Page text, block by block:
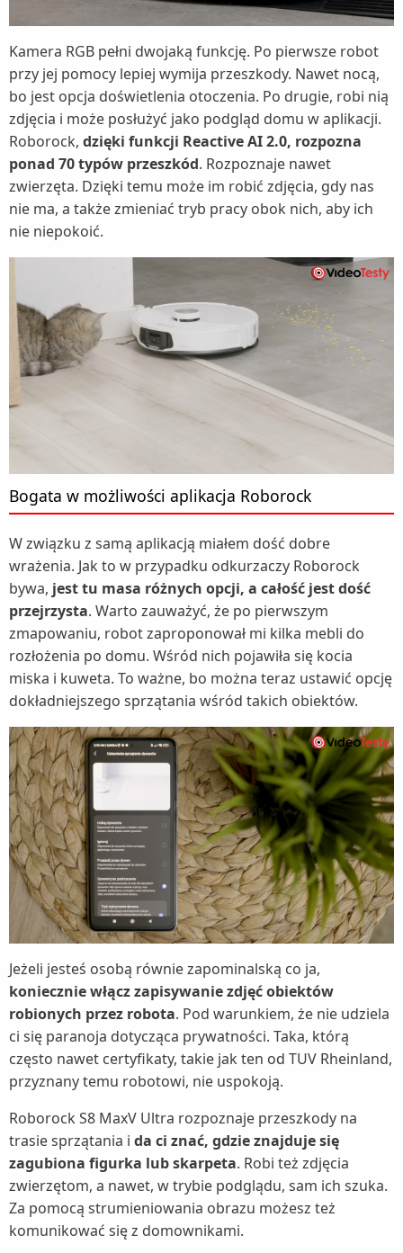
Kamera RGB pełni dwojaką funkcję. Po pierwsze robot
przy jej pomocy lepiej wymija przeszkody. Nawet nocą,
bo jest opcja doświetlenia otoczenia. Po drugie, robi nią
zdjęcia i może posłużyć jako podgląd domu w aplikacji.
Roborock, dzięki funkcji Reactive AI 2.0, rozpozna
ponad 70 typów przeszkód. Rozpoznaje nawet
zwierzęta. Dzięki temu może im robić zdjęcia, gdy nas
nie ma, a także zmieniać tryb pracy obok nich, aby ich
nie niepokoić.
Bogata w możliwości aplikacja Roborock
W związku z samą aplikacją miałem dość dobre
wrażenia. Jak to w przypadku odkurzaczy Roborock
bywa, jest tu masa różnych opcji, a całość jest dość
przejrzysta. Warto zauważyć, że po pierwszym
zmapowaniu, robot zaproponował mi kilka mebli do
rozłożenia po domu. Wśród nich pojawiła się kocia
miska i kuweta. To ważne, bo można teraz ustawić opcję
dokładniejszego sprzątania wśród takich obiektów.
Jeżeli jesteś osobą równie zapominalską co ja,
koniecznie włącz zapisywanie zdjęć obiektów
robionych przez robota. Pod warunkiem, że nie udziela
ci się paranoja dotycząca prywatności. Taka, którą
często nawet certyfikaty, takie jak ten od TUV Rheinland,
przyznany temu robotowi, nie uspokoją.
Roborock S8 MaxV Ultra rozpoznaje przeszkody na
trasie sprzątania i da ci znać, gdzie znajduje się
zagubiona figurka lub skarpeta. Robi też zdjęcia
zwierzętom, a nawet, w trybie podglądu, sam ich szuka.
Za pomocą strumieniowania obrazu możesz też
komunikować się z domownikami.